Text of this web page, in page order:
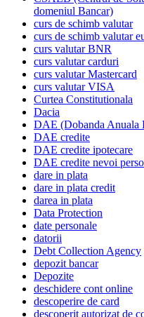
domeniul Bancar)
curs de schimb valutar
curs de schimb valutar
curs valutar BNR
curs valutar carduri
curs valutar Mastercard
curs valutar VISA
Curtea Constitutionala
Dacia
DAE (Dobanda Anuala
DAE credite
DAE credite ipotecare
DAE credite nevoi
dare in plata
dare in plata credit
darea in plata
Data Protection
date personale
datorii
Debt Collection Agency
depozit bancar
Depozite
deschidere cont online
descoperire de card
descoperit autorizat de